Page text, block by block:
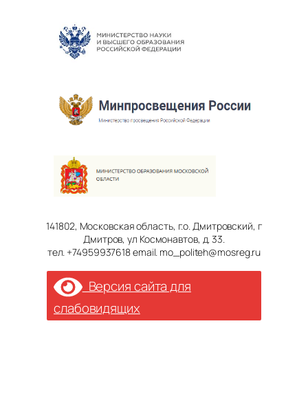
141802, Московская область, г.о. Дмитровский, г
Дмитров, ул Космонавтов, д. 33.
тел. +74959937618 email. mo_politeh@mosreg.ru
Версия сайта для
слабовидящих